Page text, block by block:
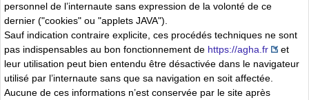
personnel de l’internaute sans expression de la volonté de ce
dernier ("cookies" ou "applets JAVA").
Sauf indication contraire explicite, ces procédés techniques ne sont
pas indispensables au bon fonctionnement de https://agha.fr
et
leur utilisation peut bien entendu être désactivée dans le navigateur
utilisé par l’internaute sans que sa navigation en soit affectée.
Aucune de ces informations n’est conservée par le site après